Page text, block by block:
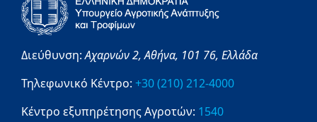
Διεύθυνση:Αχαρνών 2,Αθήνα, 101 76, Ελλάδα
Τηλεφωνικό Κέντρο: +30 (210) 212-4000
Κέντρο εξυπηρέτησης Αγροτών: 1540